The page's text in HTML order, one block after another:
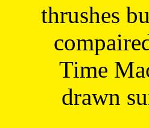
thrushes
Time
drawn